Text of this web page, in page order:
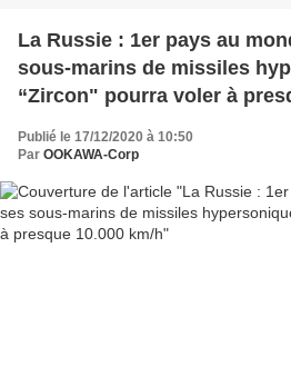
La Russie : 1er pays au
sous-marins de missiles
“Zircon" pourra voler à
Publié le 17/12/2020 à 10:50
Par OOKAWA-Corp